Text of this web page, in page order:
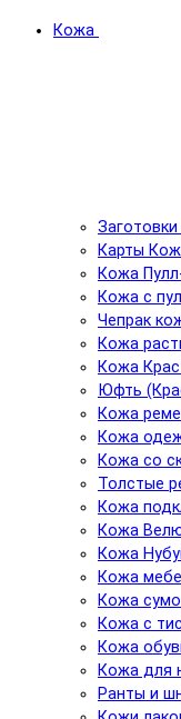
Кожа
Карты
Кожа
Кожа с
Чепрак
Кожа
Кожа
Юфть
Кожа
Кожа
Кожа со
Толстые
Кожа
Кожа
Кожа
Кожа
Кожа
Кожа с
Кожа
Кожа для
Ранты и